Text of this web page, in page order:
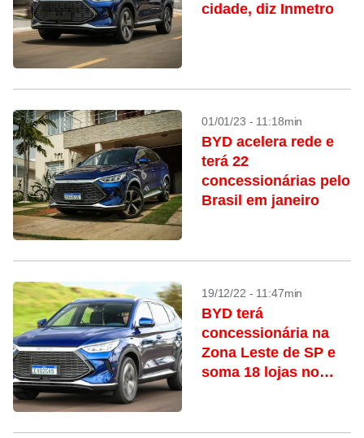
cidade, diz Inmetro
01/01/23 - 11:18min
BYD acelera rede e
terá 22
concessionárias pelo
Brasil em janeiro
19/12/22 - 11:47min
BYD terá
concessionária na
Zona Leste de SP e
soma 18 lojas no